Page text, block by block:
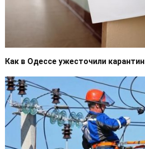
Как в Одессе ужесточили карантин